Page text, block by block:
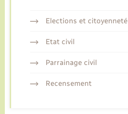
Elections et citoyenneté
Etat civil
Parrainage civil
Recensement